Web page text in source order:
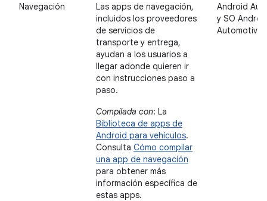
Navegación
Las apps de navegación,
incluidos los proveedores
de servicios de
transporte y entrega,
ayudan a los usuarios a
llegar adonde quieren ir
con instrucciones paso a
paso.
Compilada con: La
Biblioteca de apps de
Android para vehículos.
Consulta Cómo compilar
una app de navegación
para obtener más
información específica de
estas apps.
Android
y SO
Automotive